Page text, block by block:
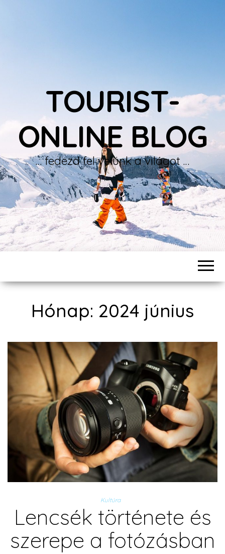
TOURIST-
ONLINE BLOG
… fedezd fel velünk a világot …
Hónap: 2024 június
Kultúra
Lencsék története és
szerepe a fotózásban